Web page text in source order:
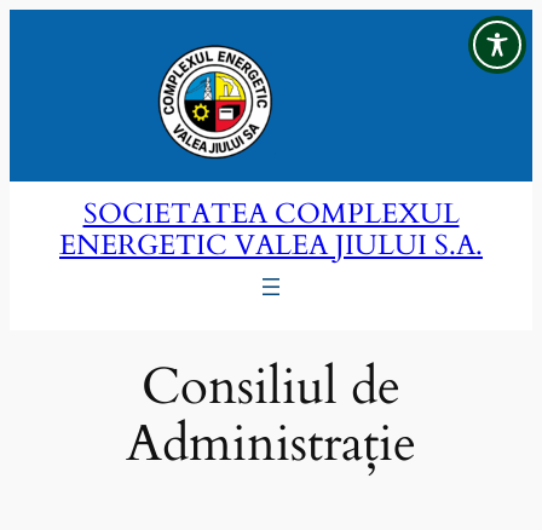
SOCIETATEA COMPLEXUL
ENERGETIC VALEA JIULUI S.A.
Consiliul de
Administrație